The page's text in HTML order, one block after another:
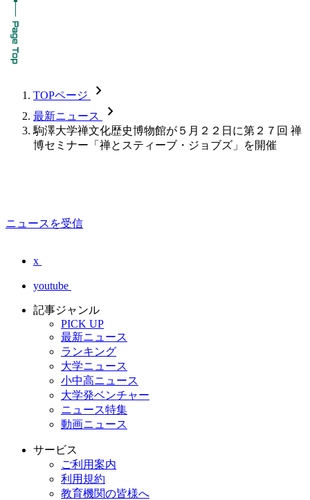
TOPページ chevron_forward
最新ニュース chevron_forward
駒澤大学禅文化歴史博物館が５月２２日に第２７回 禅
博セミナー「禅とスティーブ・ジョブズ」を開催
ニュースを受信
x
youtube
記事ジャンル
PICK UP
最新ニュース
ランキング
大学ニュース
小中高ニュース
大学発ベンチャー
ニュース特集
動画ニュース
サービス
ご利用案内
利用規約
教育機関の皆様へ